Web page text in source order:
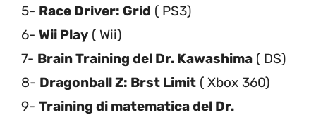
5- Race Driver: Grid ( PS3)
6- Wii Play ( Wii)
7- Brain Training del Dr. Kawashima ( DS)
8- Dragonball Z: Brst Limit ( Xbox 360)
9- Training di matematica del Dr.